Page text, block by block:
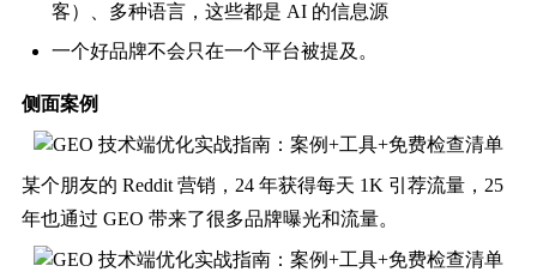
客）、多种语言，这些都是 AI 的信息源
一个好品牌不会只在一个平台被提及。
侧面案例
某个朋友的 Reddit 营销，24 年获得每天 1K 引荐流量，25
年也通过 GEO 带来了很多品牌曝光和流量。